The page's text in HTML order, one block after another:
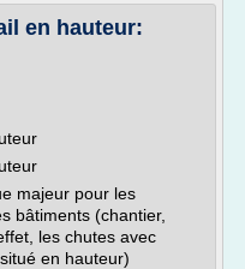
en hauteur:
majeur pour les
bâtiments (chantier,
les chutes avec
en hauteur)